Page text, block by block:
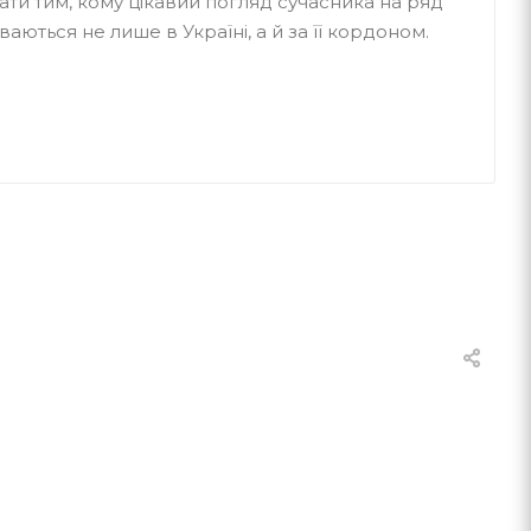
не лише в Україні, а й за її кордоном.